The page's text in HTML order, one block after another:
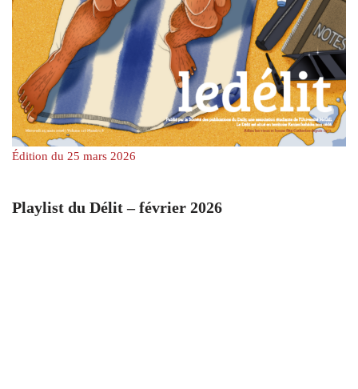
Édition du 25 mars 2026
Playlist du Délit – février 2026